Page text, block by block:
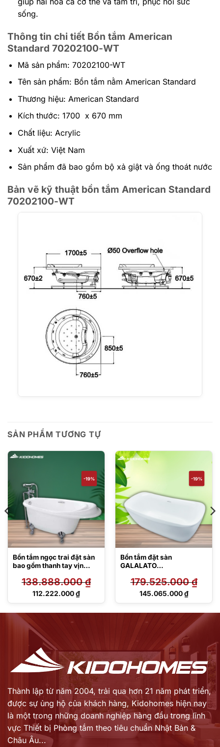
sống.
Thông tin chi tiết Bồn tắm American
Standard 70202100-WT
Mã sản phẩm: 70202100-WT
Tên sản phẩm: Bồn tắm nằm American Standard
Thương hiệu: American Standard
Kích thước: 1700 x 670 mm
Chất liệu: Acrylic
Xuất xứ: Việt Nam
Sản phẩm đã bao gồm bộ xả giật và ống thoát nước
Bản vẽ kỹ thuật bồn tắm American Standard
70202100-WT
SẢN PHẨM TƯƠNG TỰ
-19%
Bồn tắm ngọc trai đặt sàn
bao gồm thanh tay vịn
138.888.000₫
Giá
112.222.000₫
Giá
-19%
Bồn tắm đặt sàn
GALALATO
TVBF412
179.525.000₫
Giá
179.525.000 ₫.
145.065.000₫
Giá
145.065.000 ₫.
Thành lập từ năm 2004, trải qua hơn 21 năm phát triển,
được sự ủng hộ của khách hàng, Kidohomes hiện nay
là một trong những doanh nghiệp hàng đầu trong lĩnh
vực Thiết bị Phòng tắm theo tiêu chuẩn Nhật Bản &
Châu Âu...